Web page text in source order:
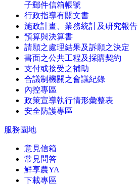
子郵件信箱帳號
行政指導有關文書
施政計畫、業務統計及研究報告
預算與決算書
請願之處理結果及訴願之決定
書面之公共工程及採購契約
支付或接受之補助
合議制機關之會議紀錄
內控專區
政策宣導執行情形彙整表
安全防護專區
服務園地
意見信箱
常見問答
鮮享農YA
下載專區